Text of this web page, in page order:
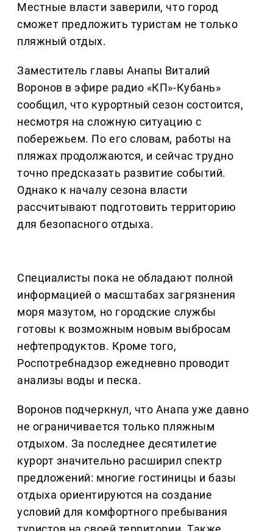
Местные власти заверили, что город
сможет предложить туристам не только
пляжный отдых.
Заместитель главы Анапы Виталий
Воронов в эфире радио «КП»-Кубань»
сообщил, что курортный сезон состоится,
несмотря на сложную ситуацию с
побережьем. По его словам, работы на
пляжах продолжаются, и сейчас трудно
точно предсказать развитие событий.
Однако к началу сезона власти
рассчитывают подготовить территорию
для безопасного отдыха.
Специалисты пока не обладают полной
информацией о масштабах загрязнения
моря мазутом, но городские службы
готовы к возможным новым выбросам
нефтепродуктов. Кроме того,
Роспотребнадзор ежедневно проводит
анализы воды и песка.
Воронов подчеркнул, что Анапа уже давно
не ограничивается только пляжным
отдыхом. За последнее десятилетие
курорт значительно расширил спектр
предложений: многие гостиницы и базы
отдыха ориентируются на создание
условий для комфортного пребывания